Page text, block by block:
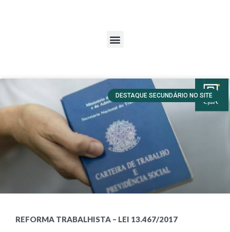
DESTAQUE SECUNDÁRIO NO SITE
REFORMA TRABALHISTA – LEI 13.467/2017